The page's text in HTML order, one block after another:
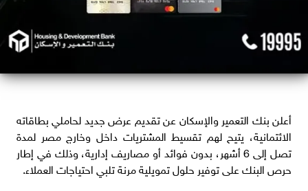
أعلن بنك التعمير والإسكان عن تقديم عرض جديد لحاملي بطاقاته
الائتمانية، يتيح لهم تقسيط المشتريات داخل وخارج مصر لمدة
تصل إلى 6 أشهر، بدون فوائد أو مصاريف إدارية، وذلك في إطار
حرص البنك على توفير حلول تمويلية مرنة تلبي احتياجات العملاء.